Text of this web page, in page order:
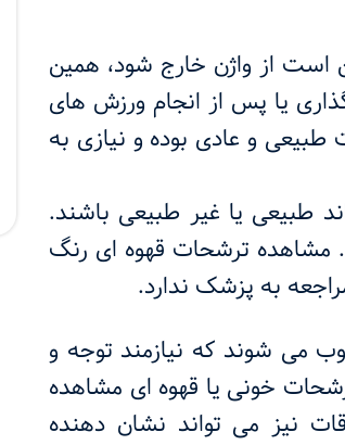
است از واژن خارج شود، همین
یا پس از انجام ورزش های
و عادی بوده و نیازی به
طبیعی یا غیر طبیعی باشند.
مشاهده ترشحات قهوه ای رنگ
به پزشک ندارد.
می شوند که نیازمند توجه و
خونی یا قهوه ای مشاهده
نیز می تواند نشان دهنده